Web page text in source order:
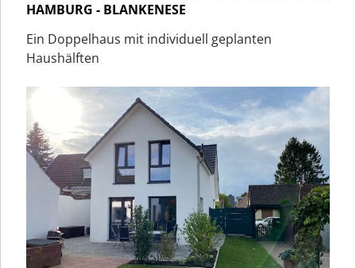
HAMBURG - BLANKENESE
Ein Doppelhaus mit individuell geplanten
Haushälften